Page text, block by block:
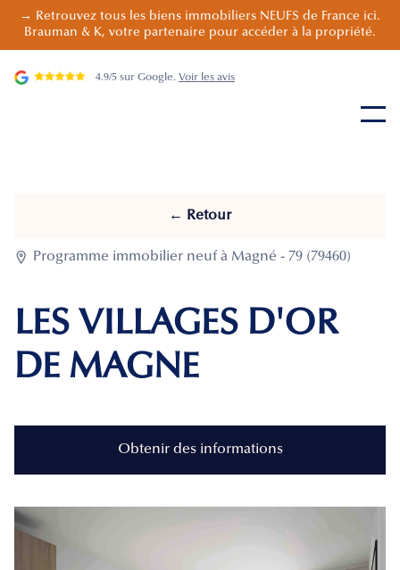
→ Retrouvez tous les biens immobiliers NEUFS de France ici.
Brauman & K, votre partenaire pour accéder à la propriété.
4.9/5 sur Google. Voir les avis
← Retour
 Programme immobilier neuf à Magné - 79 (79460)
LES VILLAGES D'OR
DE MAGNE
Obtenir des informations